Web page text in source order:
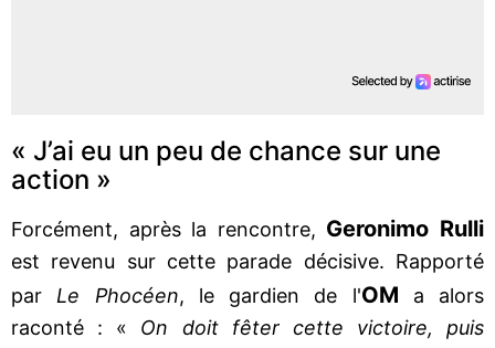
« J’ai eu un peu de chance sur une
action »
Forcément, après la rencontre, Geronimo Rulli
est revenu sur cette parade décisive. Rapporté
par Le Phocéen, le gardien de l'OM a alors
raconté : « On doit fêter cette victoire, puis